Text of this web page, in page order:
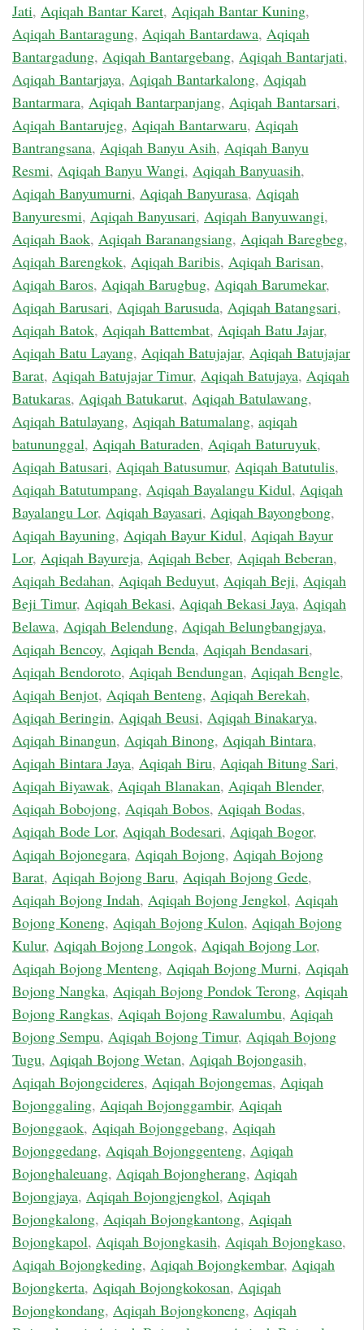
Jati, Aqiqah Bantar Karet, Aqiqah Bantar Kuning,
Aqiqah Bantaragung, Aqiqah Bantardawa, Aqiqah
Bantargadung, Aqiqah Bantargebang, Aqiqah Bantarjati,
Aqiqah Bantarjaya, Aqiqah Bantarkalong, Aqiqah
Bantarmara, Aqiqah Bantarpanjang, Aqiqah Bantarsari,
Aqiqah Bantarujeg, Aqiqah Bantarwaru, Aqiqah
Bantrangsana, Aqiqah Banyu Asih, Aqiqah Banyu
Resmi, Aqiqah Banyu Wangi, Aqiqah Banyuasih,
Aqiqah Banyumurni, Aqiqah Banyurasa, Aqiqah
Banyuresmi, Aqiqah Banyusari, Aqiqah Banyuwangi,
Aqiqah Baok, Aqiqah Baranangsiang, Aqiqah Baregbeg,
Aqiqah Barengkok, Aqiqah Baribis, Aqiqah Barisan,
Aqiqah Baros, Aqiqah Barugbug, Aqiqah Barumekar,
Aqiqah Barusari, Aqiqah Barusuda, Aqiqah Batangsari,
Aqiqah Batok, Aqiqah Battembat, Aqiqah Batu Jajar,
Aqiqah Batu Layang, Aqiqah Batujajar, Aqiqah Batujajar
Barat, Aqiqah Batujajar Timur, Aqiqah Batujaya, Aqiqah
Batukaras, Aqiqah Batukarut, Aqiqah Batulawang,
Aqiqah Batulayang, Aqiqah Batumalang, aqiqah
batununggal, Aqiqah Baturaden, Aqiqah Baturuyuk,
Aqiqah Batusari, Aqiqah Batusumur, Aqiqah Batutulis,
Aqiqah Batutumpang, Aqiqah Bayalangu Kidul, Aqiqah
Bayalangu Lor, Aqiqah Bayasari, Aqiqah Bayongbong,
Aqiqah Bayuning, Aqiqah Bayur Kidul, Aqiqah Bayur
Lor, Aqiqah Bayureja, Aqiqah Beber, Aqiqah Beberan,
Aqiqah Bedahan, Aqiqah Beduyut, Aqiqah Beji, Aqiqah
Beji Timur, Aqiqah Bekasi, Aqiqah Bekasi Jaya, Aqiqah
Belawa, Aqiqah Belendung, Aqiqah Belungbangjaya,
Aqiqah Bencoy, Aqiqah Benda, Aqiqah Bendasari,
Aqiqah Bendoroto, Aqiqah Bendungan, Aqiqah Bengle,
Aqiqah Benjot, Aqiqah Benteng, Aqiqah Berekah,
Aqiqah Beringin, Aqiqah Beusi, Aqiqah Binakarya,
Aqiqah Binangun, Aqiqah Binong, Aqiqah Bintara,
Aqiqah Bintara Jaya, Aqiqah Biru, Aqiqah Bitung Sari,
Aqiqah Biyawak, Aqiqah Blanakan, Aqiqah Blender,
Aqiqah Bobojong, Aqiqah Bobos, Aqiqah Bodas,
Aqiqah Bode Lor, Aqiqah Bodesari, Aqiqah Bogor,
Aqiqah Bojonegara, Aqiqah Bojong, Aqiqah Bojong
Barat, Aqiqah Bojong Baru, Aqiqah Bojong Gede,
Aqiqah Bojong Indah, Aqiqah Bojong Jengkol, Aqiqah
Bojong Koneng, Aqiqah Bojong Kulon, Aqiqah Bojong
Kulur, Aqiqah Bojong Longok, Aqiqah Bojong Lor,
Aqiqah Bojong Menteng, Aqiqah Bojong Murni, Aqiqah
Bojong Nangka, Aqiqah Bojong Pondok Terong, Aqiqah
Bojong Rangkas, Aqiqah Bojong Rawalumbu, Aqiqah
Bojong Sempu, Aqiqah Bojong Timur, Aqiqah Bojong
Tugu, Aqiqah Bojong Wetan, Aqiqah Bojongasih,
Aqiqah Bojongcideres, Aqiqah Bojongemas, Aqiqah
Bojonggaling, Aqiqah Bojonggambir, Aqiqah
Bojonggaok, Aqiqah Bojonggebang, Aqiqah
Bojonggedang, Aqiqah Bojonggenteng, Aqiqah
Bojonghaleuang, Aqiqah Bojongherang, Aqiqah
Bojongjaya, Aqiqah Bojongjengkol, Aqiqah
Bojongkalong, Aqiqah Bojongkantong, Aqiqah
Bojongkapol, Aqiqah Bojongkasih, Aqiqah Bojongkaso,
Aqiqah Bojongkeding, Aqiqah Bojongkembar, Aqiqah
Bojongkerta, Aqiqah Bojongkokosan, Aqiqah
Bojongkondang, Aqiqah Bojongkoneng, Aqiqah